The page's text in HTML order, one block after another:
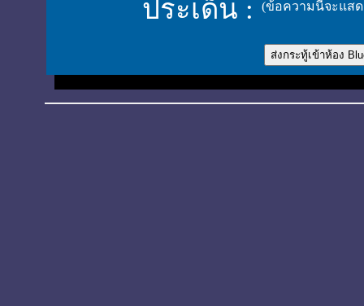
ประเด็น :
(ข้อความนี้จะแสด